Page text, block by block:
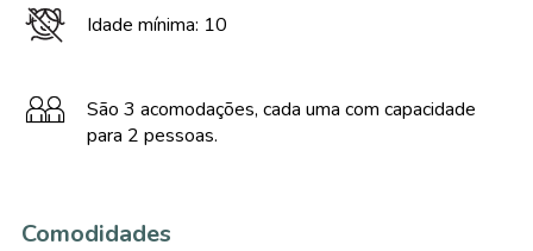
Idade mínima: 10
São 3 acomodações, cada uma com capacidade
para 2 pessoas.
Comodidades